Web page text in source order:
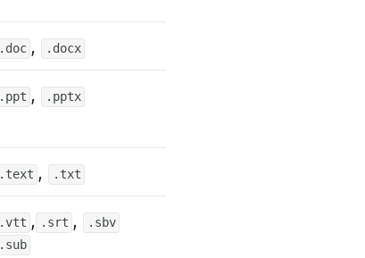
.doc , .docx
.ppt , .pptx
.text , .txt
.vtt , .srt , .sbv
.sub